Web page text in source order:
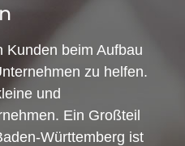
Kunden beim Aufbau
zu helfen.
und
Ein Großteil
Württemberg ist